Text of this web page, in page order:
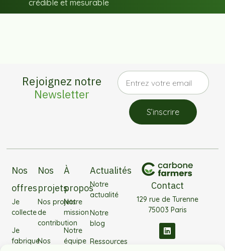
crédible et mesurable
Rejoignez notre
Newsletter
S’inscrire
Contact
129 rue de Turenne
75003 Paris
Nos
offres
Je
collecte
Je
fabrique
Nos
projets
Nos projets
de
contribution
Nos
À
propos
Notre
mission
Notre
équipe
Actualités
Notre
actualité
Notre
blog
Ressources